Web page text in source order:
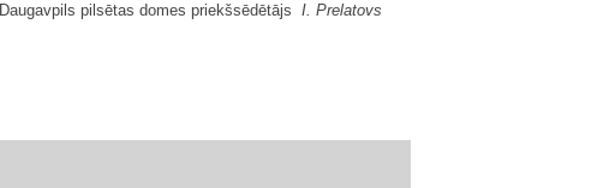
Daugavpils pilsētas domes priekšsēdētājs I. Prelatovs